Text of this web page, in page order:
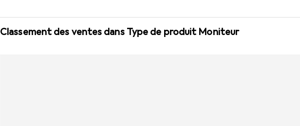
Classement des ventes dans Type de produit Moniteur